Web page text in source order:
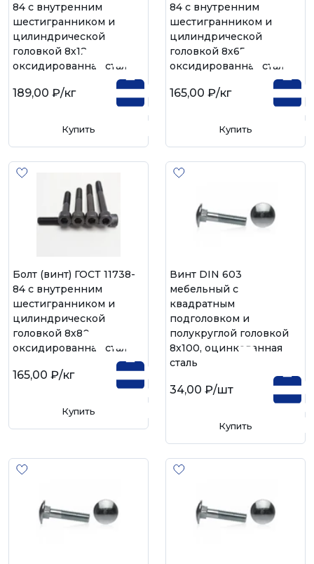
84 с внутренним
шестигранником и
цилиндрической
головкой 8х12,
оксидированная сталь
189,00 ₽/кг
Купить
84 с внутренним
шестигранником и
цилиндрической
головкой 8х65,
оксидированная сталь
165,00 ₽/кг
Купить
Болт (винт) ГОСТ 11738-
84 с внутренним
шестигранником и
цилиндрической
головкой 8х80,
оксидированная сталь
165,00 ₽/кг
Купить
Винт DIN 603
мебельный с
квадратным
подголовком и
полукруглой головкой
8х100, оцинкованная
сталь
34,00 ₽/шт
Купить